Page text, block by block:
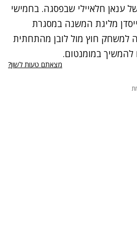
של ענאן חלאיילי שבפסגה. בחמישי
מליגת המשנה במסגרת
למשחק חוץ מול לובן מהתחתית
להמשיך במומנטום.
מצאתם טעות לשון?